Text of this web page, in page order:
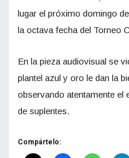
lugar el próximo domingo
la octava fecha del Torneo
En la pieza audiovisual se
plantel azul y oro le dan la
observando atentamente el
de suplentes.
Compártelo: